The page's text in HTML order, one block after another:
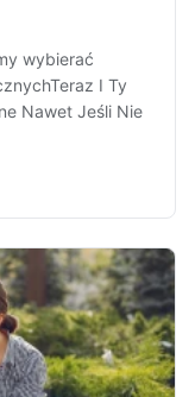
wybierać
I Ty
Nawet Jeśli Nie